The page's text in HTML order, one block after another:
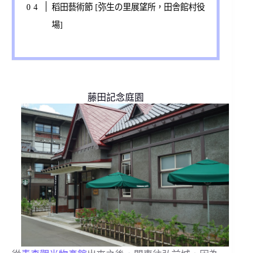
稻田藝術節 [弥生の里展望所，田舎館村役
場]
藤田記念庭園